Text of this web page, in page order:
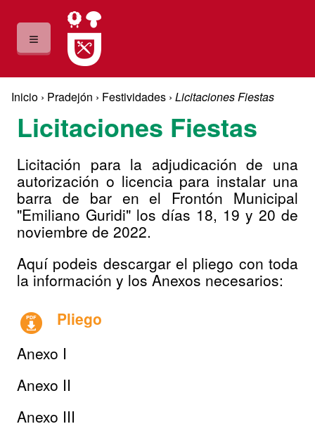
Pasar al contenido principal
≡
Usted está aquí
Inicio › Pradejón › Festividades › Licitaciones Fiestas
Licitaciones Fiestas
Licitación para la adjudicación de una
autorización o licencia para instalar una
barra de bar en el Frontón Municipal
"Emiliano Guridi" los días 18, 19 y 20 de
noviembre de 2022.
Aquí podeis descargar el pliego con toda
la información y los Anexos necesarios:
Pliego
Anexo I
Anexo II
Anexo III